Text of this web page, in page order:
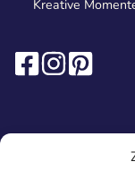
Kreative